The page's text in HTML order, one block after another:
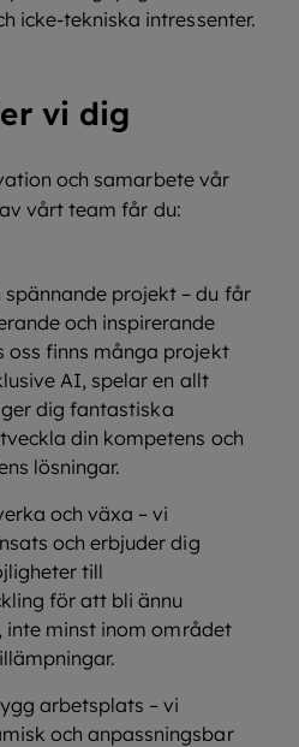
icke-tekniska intressenter.
vi dig
och samarbete vår
vårt team får du:
projekt – du får
och inspirerande
oss finns många projekt
AI, spelar en allt
dig fantastiska
din kompetens och
lösningar.
och växa – vi
och erbjuder dig
till
för att bli ännu
inte minst inom området
arbetsplats – vi
och anpassningsbar